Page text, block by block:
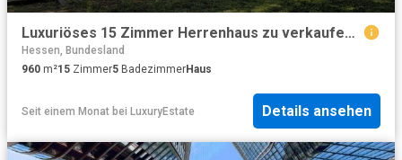
Luxuriöses 15 Zimmer Herrenhaus zu verkaufen Kronberg, Deutschland
Hessen, Bundesland
960 m²15 Zimmer5 BadezimmerHaus
Seit einem Monat bei LuxuryEstate Details ansehen